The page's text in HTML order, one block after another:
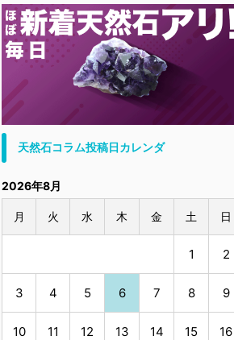
天然石コラム投稿日カレンダ
2026年8月
月 火 水 木 金 土 日
1 2
3 4 5 6 7 8 9
10 11 12 13 14 15 16